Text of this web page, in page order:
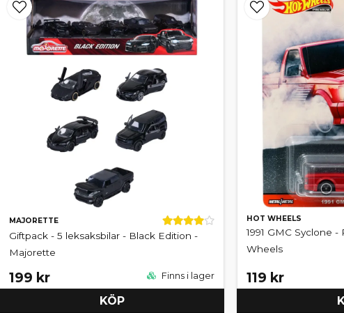
MAJORETTE
Giftpack - 5 leksaksbilar - Black Edition -
Majorette
199 kr Finns i lager
KÖP
HOT WHEELS
1991 GMC Syclone
Wheels
119 kr